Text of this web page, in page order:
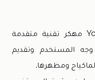
يستخدم YouCam Makeup مهكر تقنية متقدمة
المستخدم وتقديم
ومظهرها.